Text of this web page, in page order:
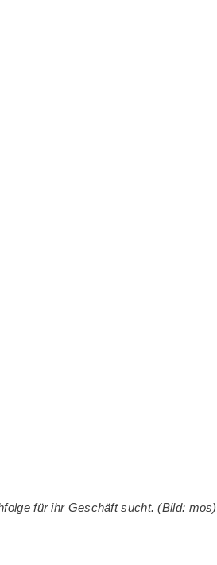
für ihr Geschäft sucht. (Bild: mos)